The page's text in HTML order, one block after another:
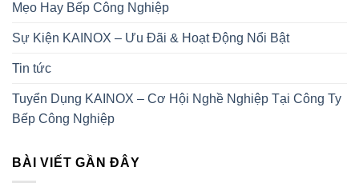
Mẹo Hay Bếp Công Nghiệp
Sự Kiện KAINOX – Ưu Đãi & Hoạt Động Nổi Bật
Tin tức
Tuyển Dụng KAINOX – Cơ Hội Nghề Nghiệp Tại Công Ty
Bếp Công Nghiệp
BÀI VIẾT GẦN ĐÂY